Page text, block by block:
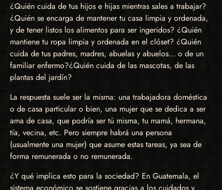
¿Quién cuida de tus hijos e hijas mientras sales a trabajar?
¿Quién se encarga de mantener tu casa limpia y ordenada,
y de tener listos los alimentos para ser ingeridos? ¿Quién
mantiene tu ropa limpia y ordenada en el clóset? ¿Quién
cuida de tus padres, madres, abuelas y abuelos… o de un
familiar enfermo?¿Quién cuida de las mascotas, de las
plantas del jardín?
La respuesta suele ser la misma: una trabajadora doméstica
o de casa particular o bien, una mujer que se dedica a ser
ama de casa, que podría ser tú misma, tu mamá, hermana,
tía, vecina, etc. Pero siempre habrá una persona
(usualmente una mujer) que asume estas tareas, ya sea de
forma remunerada o no remunerada.
¿Y qué implica esto para la sociedad? En Guatemala, el